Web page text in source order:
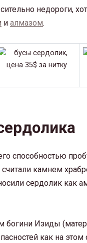
недороги,
и алмазом.
способностью
камнем
сердолик как
богини Изиды
как на этом